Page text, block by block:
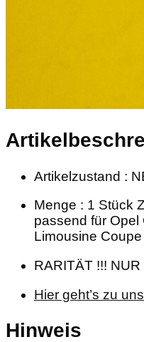
Artikelzustand :
Menge : 1 Stück
passend für Opel
Limousine
RARITÄT !!!
Hier geht’s zu
Hinweis